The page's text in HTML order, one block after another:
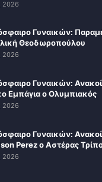
2026
Γυναικών:
Θεοδωροπούλου
2026
Γυναικών:
Εμπάγια ο Ολυμπιακός
2026
Γυναικών:
Perez ο Αστέρας
2026